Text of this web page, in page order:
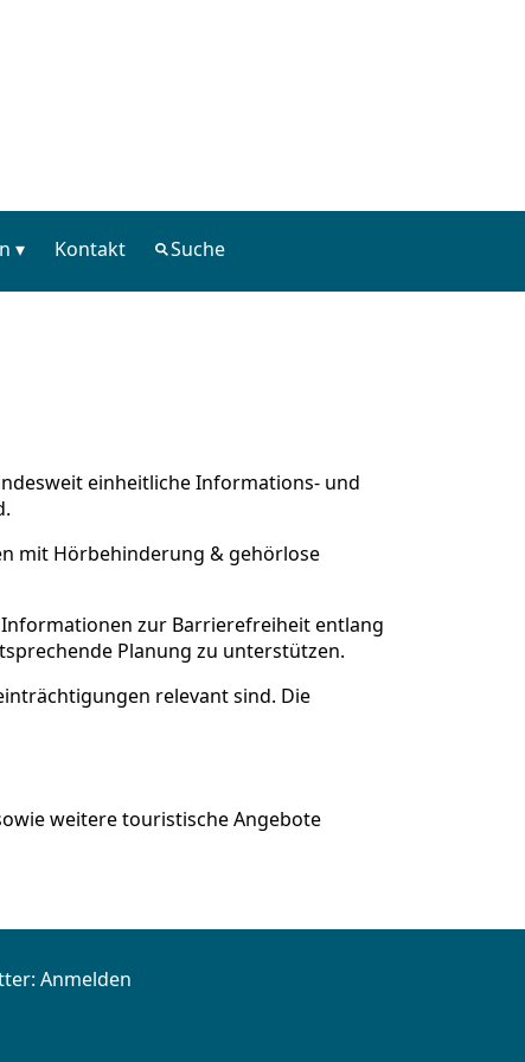
Kontakt Suche
einheitliche Informations- und
mit Hörbehinderung & gehörlose
Informationen zur Barrierefreiheit entlang
Planung zu unterstützen.
relevant sind. Die
weitere touristische Angebote
Anmelden